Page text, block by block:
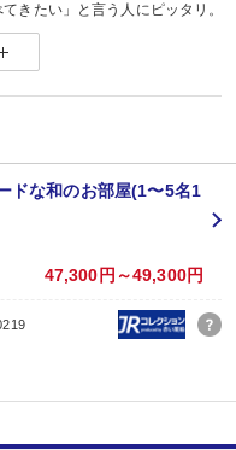
きたい」と言う人にピッタリ。
しょうか？
、気軽に温泉湯めぐりをお楽し
＞
食店は、少ないです。
す。
まで）
い。
ドな和のお部屋(1〜5名1
47,300円～49,300円